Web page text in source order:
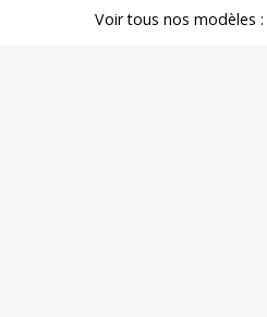
Voir tous nos modèles :